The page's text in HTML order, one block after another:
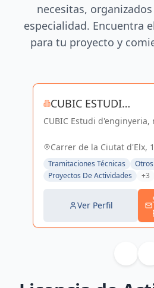
necesitas,
especialidad. Encuentra
para tu proyecto y
CUBIC ESTUDI
D'ENGINYERIA S.L.
CUBIC Estudi d'enginyeria,
de Arquitectura e
Carrer de la Ciutat d'Elx,
España, España
Tramitaciones Técnicas
Proyectos De Actividades
+3
Ver Perfil